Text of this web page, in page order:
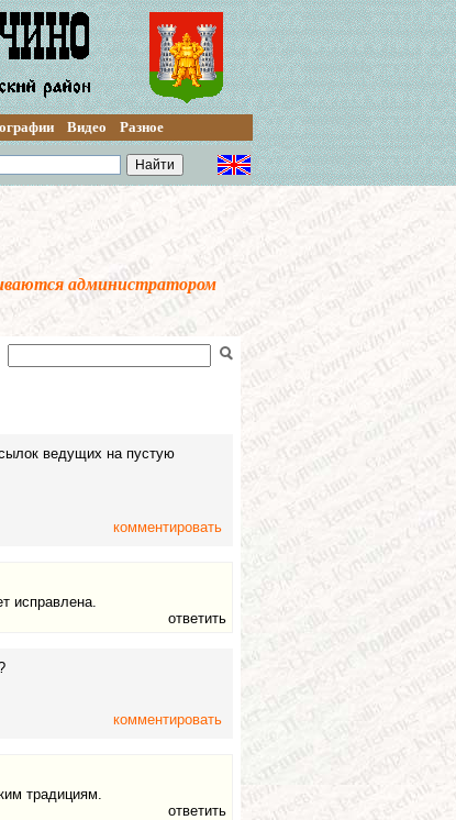
Видео Разное
администратором
ведущих на пустую
комментировать
исправлена.
ответить
комментировать
традициям.
ответить